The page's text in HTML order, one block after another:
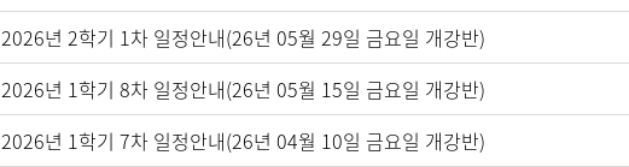
현장실습 학교 검색
2026년 2학기 1차 일정안내(26년 05월 29일 금요일 개강반)
2026년 1학기 8차 일정안내(26년 05월 15일 금요일 개강반)
2026년 1학기 7차 일정안내(26년 04월 10일 금요일 개강반)